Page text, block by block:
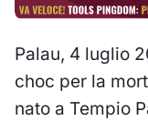
Palau, 4 luglio
choc per la
nato a Tempio